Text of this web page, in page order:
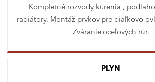
Kompletné rozvody kúrenia ,
radiátory. Montáž prvkov pre diaľkovo
Zváranie oceľových rúr.
PLYN